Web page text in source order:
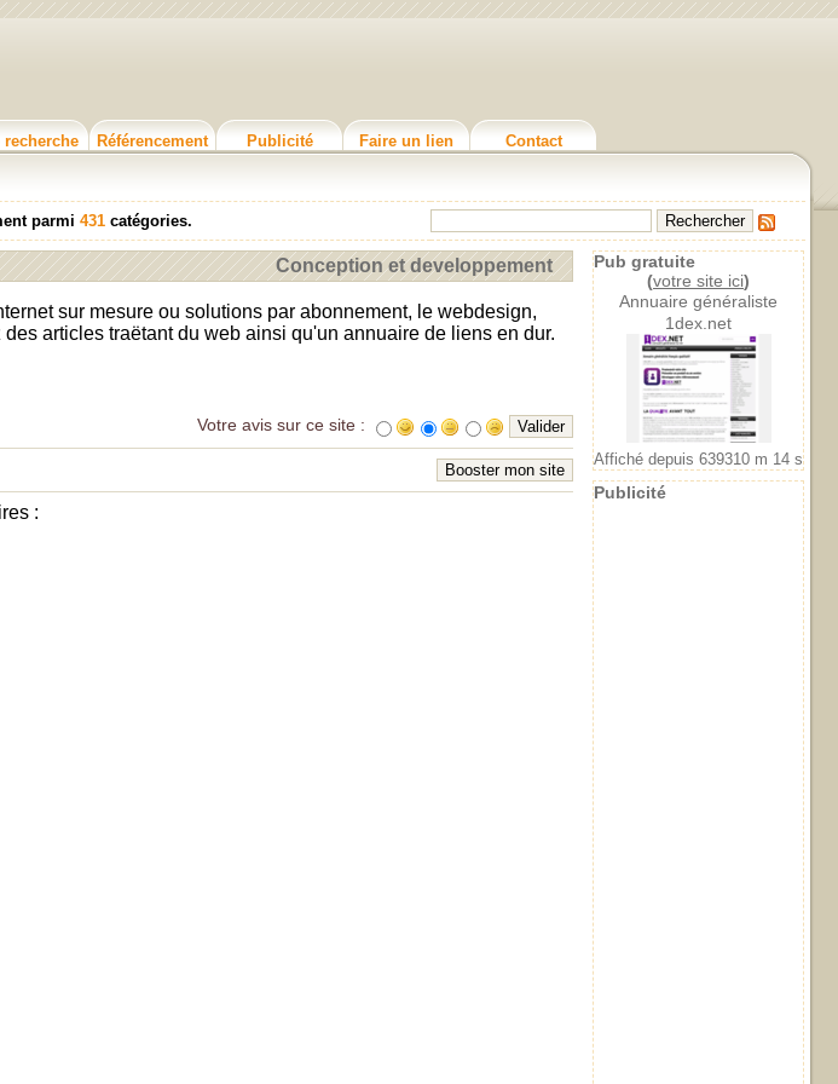
recherche Référencement Publicité Faire un lien Contact
parmi 431 catégories.
Conception et developpement
sur mesure ou solutions par abonnement, le webdesign,
articles traëtant du web ainsi qu'un annuaire de liens en dur.
Votre avis sur ce site :
:
Pub gratuite
(votre site ici)
Annuaire généraliste
1dex.net
Affiché depuis 639310 m 14 s
Publicité